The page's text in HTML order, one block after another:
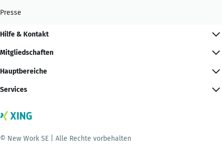
Presse
Hilfe & Kontakt
Mitgliedschaften
Hauptbereiche
Services
© New Work SE | Alle Rechte vorbehalten